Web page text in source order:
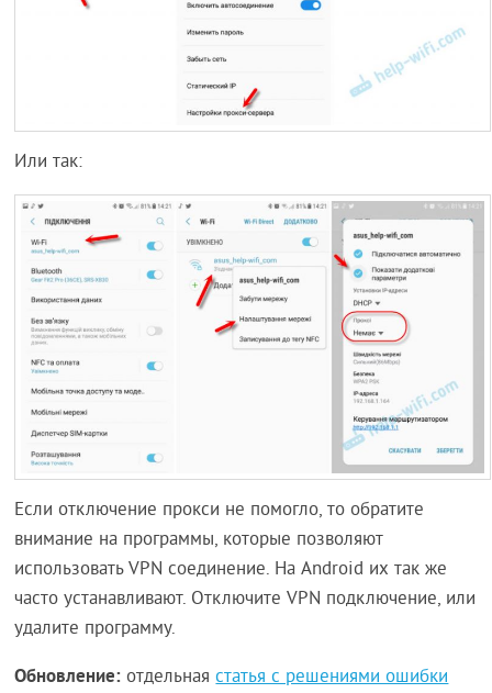
Или так:
Если отключение прокси не помогло, то обратите
внимание на программы, которые позволяют
использовать VPN соединение. На Android их так же
часто устанавливают. Отключите VPN подключение, или
удалите программу.
Обновление: отдельнаястатья с решениями ошибки